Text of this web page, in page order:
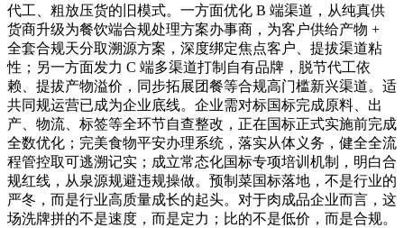
代工、粗放压货的旧模式。一方面优化 B 端渠道，从纯真供
货商升级为餐饮端合规处理方案办事商，为客户供给产物 +
全套合规天分取溯源方案，深度绑定焦点客户、提拔渠道粘
性；另一方面发力 C 端多渠道打制自有品牌，脱节代工依
赖、提拔产物溢价，同步拓展团餐等合规高门槛新兴渠道。适
共同规运营已成为企业底线。企业需对标国标完成原料、出
产、物流、标签等全环节自查整改，正在国标正式实施前完成
全数优化；完美食物平安办理系统，落实从体义务，健全全流
程管控取可逃溯记实；成立常态化国标专项培训机制，明白合
规红线，从泉源规避违规操做。预制菜国标落地，不是行业的
严冬，而是行业高质量成长的起头。对于肉成品企业而言，这
场洗牌拼的不是速度，而是定力；比的不是低价，而是合规。